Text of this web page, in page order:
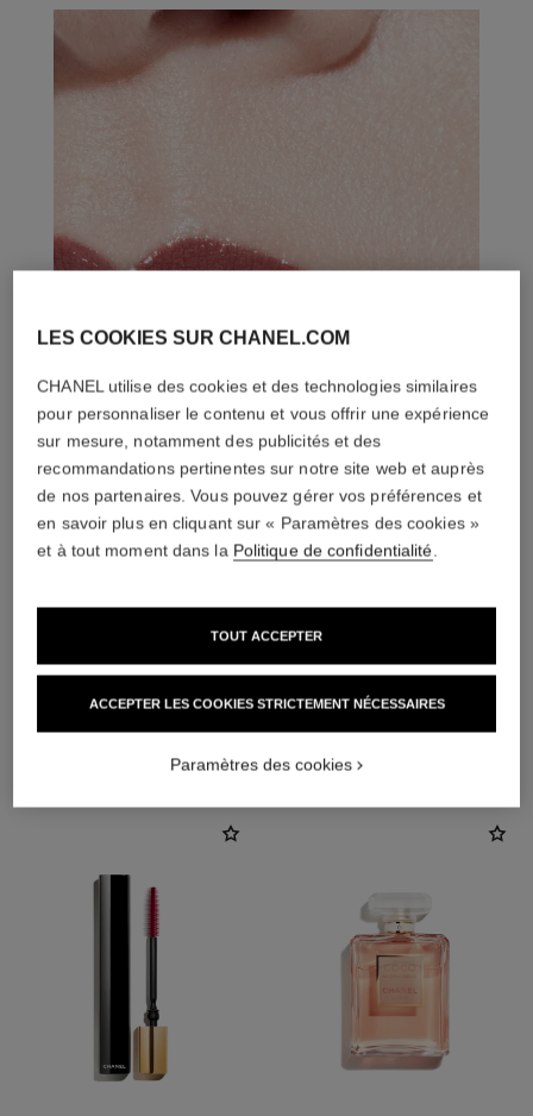
L'ACCORD PARFAIT
LES COOKIES SUR CHANEL.COM
CHANEL utilise des cookies et des technologies similaires
pour personnaliser le contenu et vous offrir une expérience
sur mesure, notamment des publicités et des
recommandations pertinentes sur notre site web et auprès
de nos partenaires. Vous pouvez gérer vos préférences et
en savoir plus en cliquant sur « Paramètres des cookies »
et à tout moment dans la Politique de confidentialité
ACCEPTER LES COOKIES STRICTEMENT NÉCESSAIRES
TOUT ACCEPTER
Paramètres des cookies